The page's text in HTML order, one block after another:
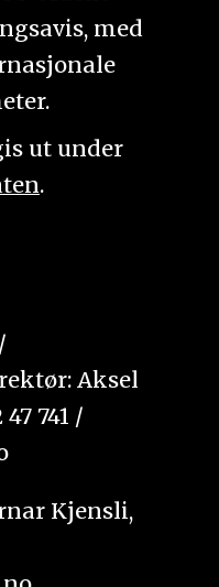
med
ut under
.
Aksel
741 /
Kjensli,